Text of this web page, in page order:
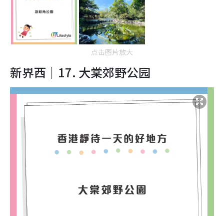
点击图片放大
新界西｜17. 大棠郊野公园